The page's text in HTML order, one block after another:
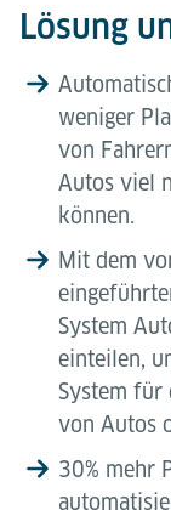
Lösung
weniger
von
Autos viel
können.
Mit dem
System
einteilen,
System für
von Autos
30% mehr